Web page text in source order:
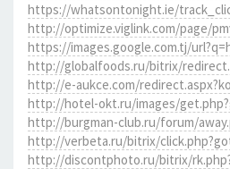
https://whatsontonight.ie/
http://optimize.viglink.com/page/
https://images.google.com.tj/
http://globalfoods.ru/bitrix/
http://e-aukce.com/
http://hotel-okt.ru/images/
http://burgman-club.ru/forum/
http://verbeta.ru/bitrix/
http://discontphoto.ru/bitrix/